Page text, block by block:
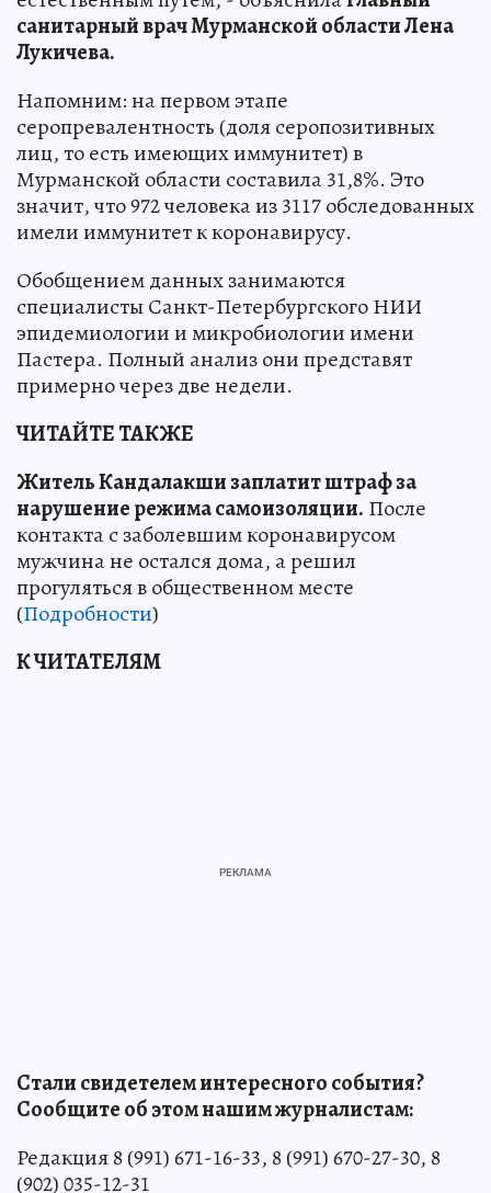
санитарный врач Мурманской области Лена
Лукичева.
Напомним: на первом этапе
серопревалентность (доля серопозитивных
лиц, то есть имеющих иммунитет) в
Мурманской области составила 31,8%. Это
значит, что 972 человека из 3117 обследованных
имели иммунитет к коронавирусу.
Обобщением данных занимаются
специалисты Санкт-Петербургского НИИ
эпидемиологии и микробиологии имени
Пастера. Полный анализ они представят
примерно через две недели.
ЧИТАЙТЕ ТАКЖЕ
Житель Кандалакши заплатит штраф за
нарушение режима самоизоляции. После
контакта с заболевшим коронавирусом
мужчина не остался дома, а решил
прогуляться в общественном месте
(Подробности)
К ЧИТАТЕЛЯМ
Стали свидетелем интересного события?
Сообщите об этом нашим журналистам:
Редакция 8 (991) 671-16-33, 8 (991) 670-27-30, 8
(902) 035-12-31